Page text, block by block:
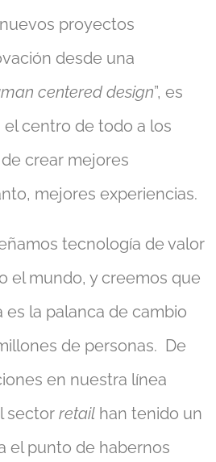
proyectos
desde una
centered design”, es
centro de todo a los
crear mejores
mejores experiencias.
tecnología de valor
el mundo, y creemos que
la palanca de cambio
de personas. De
en nuestra línea
sector retail han tenido un
el punto de habernos